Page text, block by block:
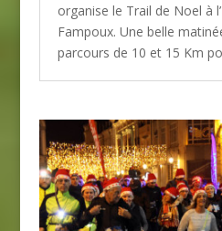
organise le Trail de Noel à
Fampoux. Une belle
parcours de 10 et 15 Km